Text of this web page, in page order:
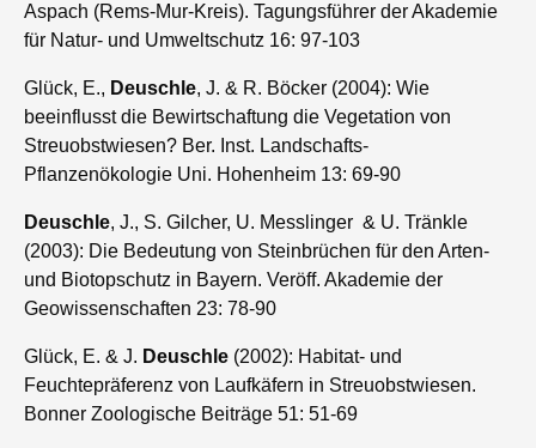
Aspach (Rems-Mur-Kreis). Tagungsführer der Akademie
für Natur- und Umweltschutz 16: 97-103
Glück, E., Deuschle, J. & R. Böcker (2004): Wie
beeinflusst die Bewirtschaftung die Vegetation von
Streuobstwiesen? Ber. Inst. Landschafts-
Pflanzenökologie Uni. Hohenheim 13: 69-90
Deuschle, J., S. Gilcher, U. Messlinger & U. Tränkle
(2003): Die Bedeutung von Steinbrüchen für den Arten-
und Biotopschutz in Bayern. Veröff. Akademie der
Geowissenschaften 23: 78-90
Glück, E. & J. Deuschle (2002): Habitat- und
Feuchtepräferenz von Laufkäfern in Streuobstwiesen.
Bonner Zoologische Beiträge 51: 51-69